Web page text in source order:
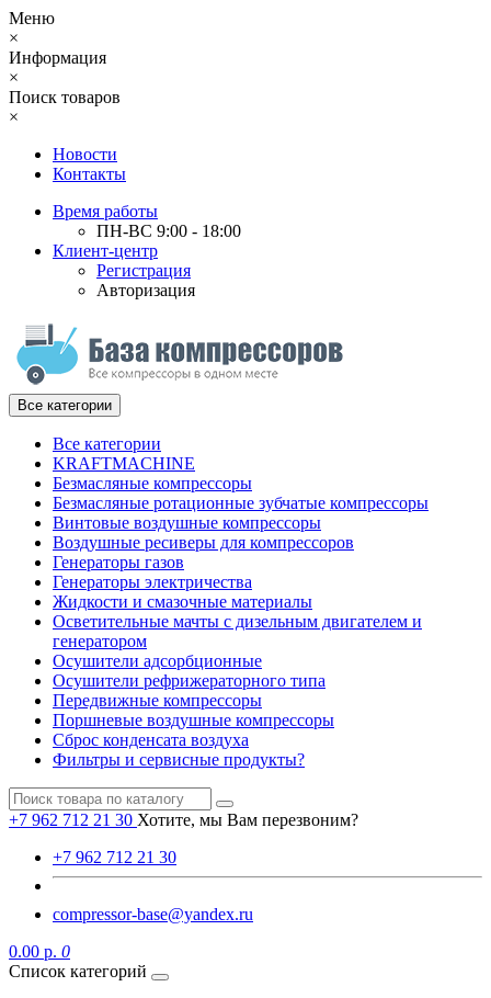
Меню
×
Информация
×
Поиск товаров
×
Новости
Контакты
Время работы
ПН-ВС 9:00 - 18:00
Клиент-центр
Регистрация
Авторизация
Все категории
Все категории
KRAFTMACHINE
Безмасляные компрессоры
Безмасляные ротационные зубчатые компрессоры
Винтовые воздушные компрессоры
Воздушные ресиверы для компрессоров
Генераторы газов
Генераторы электричества
Жидкости и смазочные материалы
Осветительные мачты с дизельным двигателем и
генератором
Осушители адсорбционные
Осушители рефрижераторного типа
Передвижные компрессоры
Поршневые воздушные компрессоры
Сброс конденсата воздуха
Фильтры и сервисные продукты?
+7 962 712 21 30 Хотите, мы Вам перезвоним?
+7 962 712 21 30
compressor-base@yandex.ru
0.00 р. 0
Список категорий